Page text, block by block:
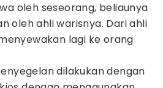
oleh seseorang, beliaunya
oleh ahli warisnya. Dari ahli
lagi ke orang
dilakukan dengan